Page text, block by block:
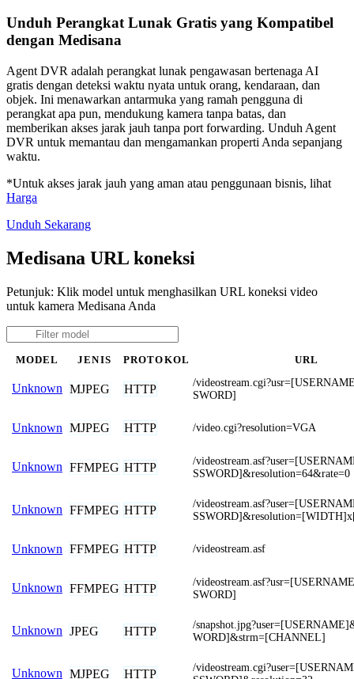
Unduh Perangkat Lunak Gratis yang Kompatibel
dengan Medisana
Agent DVR adalah perangkat lunak pengawasan bertenaga AI
gratis dengan deteksi waktu nyata untuk orang, kendaraan, dan
objek. Ini menawarkan antarmuka yang ramah pengguna di
perangkat apa pun, mendukung kamera tanpa batas, dan
memberikan akses jarak jauh tanpa port forwarding. Unduh Agent
DVR untuk memantau dan mengamankan properti Anda sepanjang
waktu.
*Untuk akses jarak jauh yang aman atau penggunaan bisnis, lihat
Harga
Unduh Sekarang
Medisana URL koneksi
Petunjuk: Klik model untuk menghasilkan URL koneksi video
untuk kamera Medisana Anda
MODEL JENIS PROTOKOL URL
Unknown MJPEG HTTP
/
SWORD]
Unknown MJPEG HTTP /video.cgi?resolution=VGA
Unknown FFMPEG HTTP
/
SSWORD]&resolution=64&rate=0
Unknown FFMPEG HTTP
/
Unknown FFMPEG HTTP /videostream.asf
Unknown FFMPEG HTTP
/
SWORD]
Unknown JPEG HTTP
/
WORD]&strm=[CHANNEL]
Unknown MJPEG HTTP
/